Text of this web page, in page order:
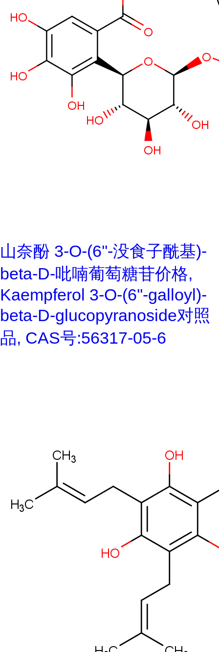
山奈酚 3-O-(6''-没食子酰基)-
beta-D-吡喃葡萄糖苷价格,
Kaempferol 3-O-(6''-galloyl)-
beta-D-glucopyranoside对照
品, CAS号:56317-05-6